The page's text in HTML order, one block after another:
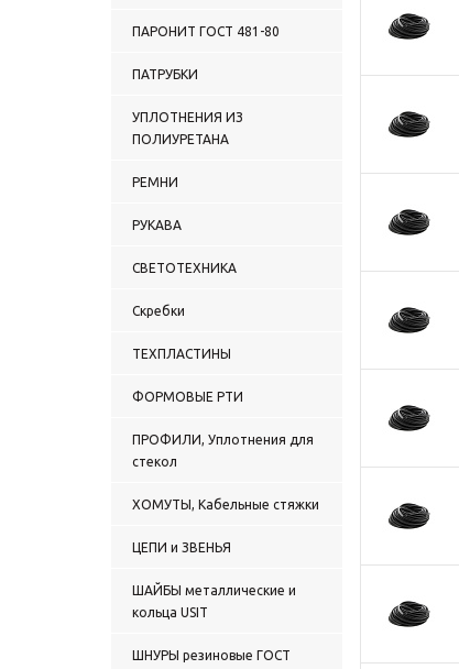
ПАРОНИТ ГОСТ 481-80
ПАТРУБКИ
УПЛОТНЕНИЯ ИЗ
ПОЛИУРЕТАНА
РЕМНИ
РУКАВА
СВЕТОТЕХНИКА
Скребки
ТЕХПЛАСТИНЫ
ФОРМОВЫЕ РТИ
ПРОФИЛИ, Уплотнения для
стекол
ХОМУТЫ, Кабельные стяжки
ЦЕПИ и ЗВЕНЬЯ
ШАЙБЫ металлические и
кольца USIT
ШНУРЫ резиновые ГОСТ